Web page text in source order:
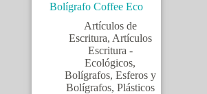
Bolígrafo Coffee Eco
Artículos de
Escritura, Artículos
Escritura -
Ecológicos,
Bolígrafos, Esferos y
Bolígrafos, Plásticos